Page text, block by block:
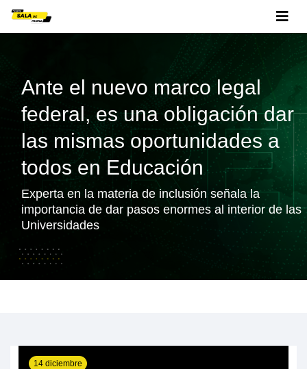
Ante el nuevo marco legal
federal, es una obligación dar
las mismas oportunidades a
todos en Educación
Experta en la materia de inclusión señala la
importancia de dar pasos enormes al interior de las
Universidades
14 diciembre